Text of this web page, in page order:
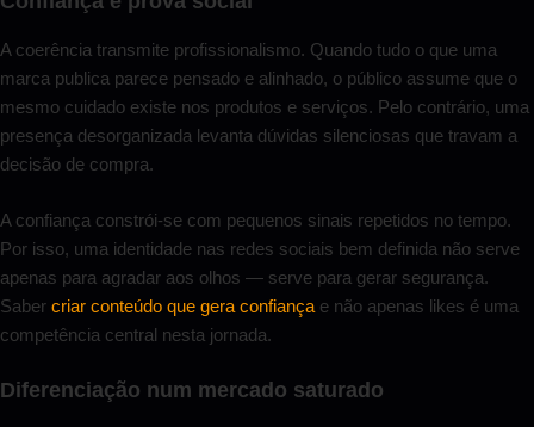
A coerência transmite profissionalismo. Quando tudo o que uma
marca publica parece pensado e alinhado, o público assume que o
mesmo cuidado existe nos produtos e serviços. Pelo contrário, uma
presença desorganizada levanta dúvidas silenciosas que travam a
decisão de compra.
A confiança constrói-se com pequenos sinais repetidos no tempo.
Por isso, uma identidade nas redes sociais bem definida não serve
apenas para agradar aos olhos — serve para gerar segurança.
Saber criar conteúdo que gera confiança e não apenas likes é uma
competência central nesta jornada.
Diferenciação num mercado saturado